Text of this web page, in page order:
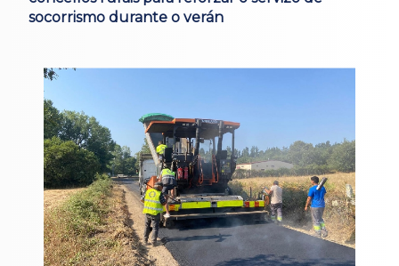
socorrismo durante o verán